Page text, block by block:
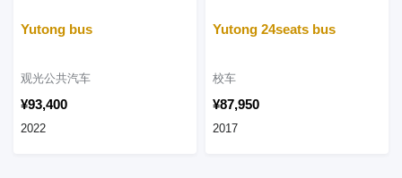
Yutong bus
¥93,400
观光公共汽车
2022
Yutong 24seats bus
¥87,950
校车
2017